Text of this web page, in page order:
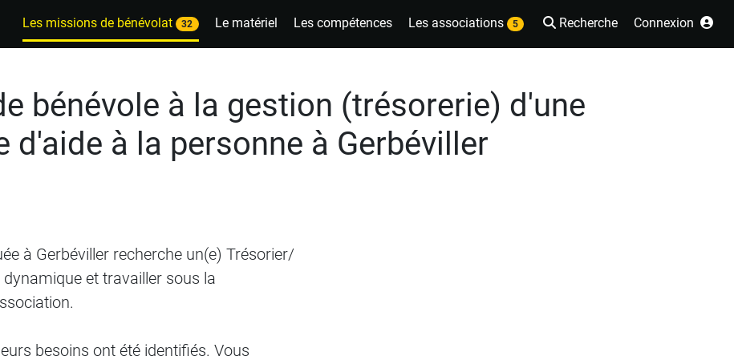
Les missions de bénévolat 32 Le matériel Les compétences Les associations 5 Recherche Connexion
bénévole à la gestion (trésorerie) d'une
à la personne à Gerbéviller
à Gerbéviller recherche un(e) Trésorier/
et travailler sous la
besoins ont été identifiés. Vous